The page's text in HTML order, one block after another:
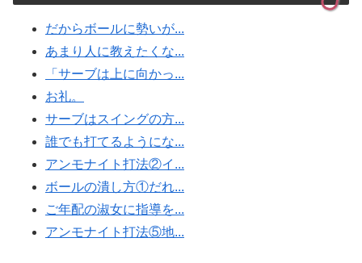
だからボールに勢いが...
あまり人に教えたくな...
「サーブは上に向かっ...
お礼。
サーブはスイングの方...
誰でも打てるようにな...
アンモナイト打法②イ...
ボールの潰し方①だれ...
ご年配の淑女に指導を...
アンモナイト打法⑤地...